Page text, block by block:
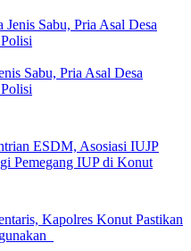
Sabu, Pria Asal Desa
ESDM, Asosiasi IUJP
Pemegang IUP di Konut
Kapolres Konut Pastikan